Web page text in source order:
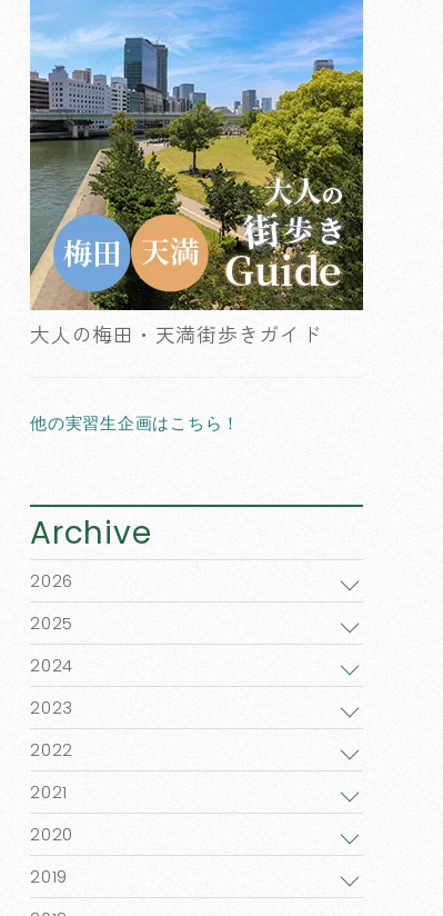
大人の梅田・天満街歩きガイド
他の実習生企画はこちら！
Archive
2026
2025
2024
2023
2022
2021
2020
2019